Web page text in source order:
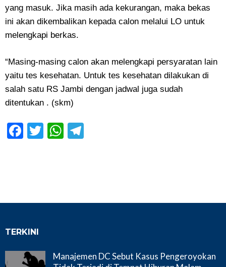
yang masuk. Jika masih ada kekurangan, maka bekas
ini akan dikembalikan kepada calon melalui LO untuk
melengkapi berkas.
“Masing-masing calon akan melengkapi persyaratan lain
yaitu tes kesehatan. Untuk tes kesehatan dilakukan di
salah satu RS Jambi dengan jadwal juga sudah
ditentukan . (skm)
Facebook
TwitterWhatsApp
TERKINI
Manajemen DC Sebut Kasus Pengeroyokan